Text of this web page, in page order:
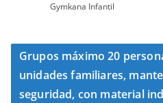
Gymkana Infantil
Grupos máximo 20
unidades familiares,
seguridad, con material